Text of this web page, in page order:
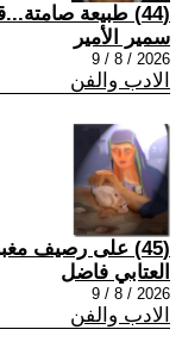
(44) طبيعة صامتة...قصة قصيرة
سمير الأمير
2026 / 8 / 9
الادب والفن
(45) على رصيف مغبر
العتابي فاضل
2026 / 8 / 9
الادب والفن